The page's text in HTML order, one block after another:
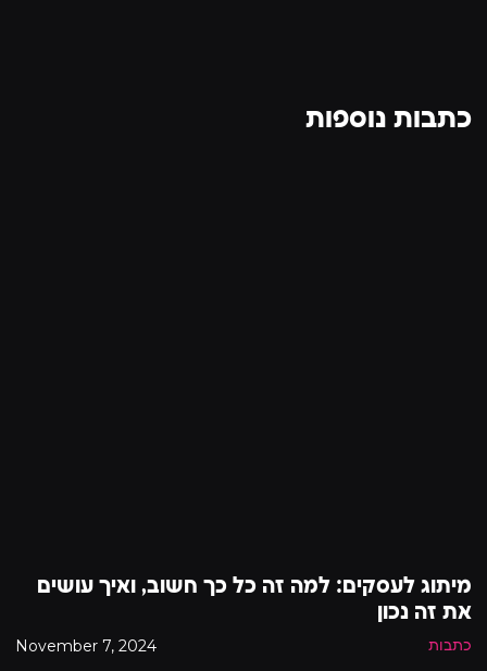
כתבות נוספות
מיתוג לעסקים: למה זה כל כך חשוב, ואיך עושים
את זה נכון
כתבות November 7, 2024